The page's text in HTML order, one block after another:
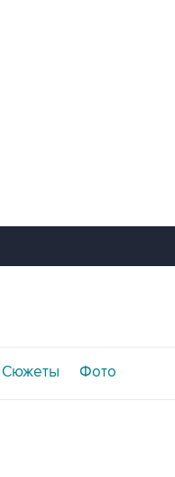
Сюжеты Фото